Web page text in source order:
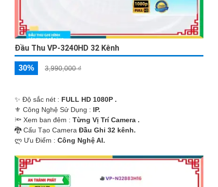
Đầu Thu VP-3240HD 32 Kênh
30% 3,990,000 ₫
✨ Độ sắc nét : FULL HD 1080P .
⚜️ Công Nghệ Sử Dụng : IP.
🔦 Xem ban đêm : Từng Vị Trí Camera .
🐉️ Cấu Tạo Camera Đầu Ghi 32 kênh.
️ლ Ưu Điểm : Công Nghệ AI.